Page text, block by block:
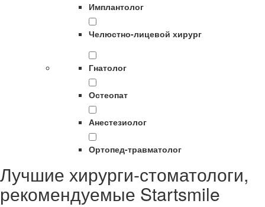
Имплантолог
Челюстно-лицевой хирург
Гнатолог
Остеопат
Анестезиолог
Ортопед-травматолог
Лучшие хирурги-стоматологи,
рекомендуемые Startsmile